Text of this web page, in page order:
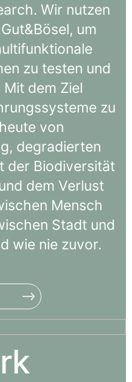
Wir nutzen
um
zu testen und
dem Ziel
zu
von
degradierten
der Biodiversität
dem Verlust
Mensch
Stadt und
wie nie zuvor.